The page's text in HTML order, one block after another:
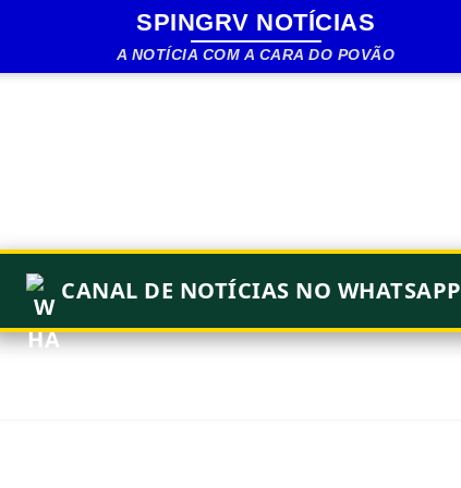
Pular para o conteúdo principal
SPINGRV NOTÍCIAS
A NOTÍCIA COM A CARA DO POVÃO
CANAL DE NOTÍCIAS NO WHATSAPP